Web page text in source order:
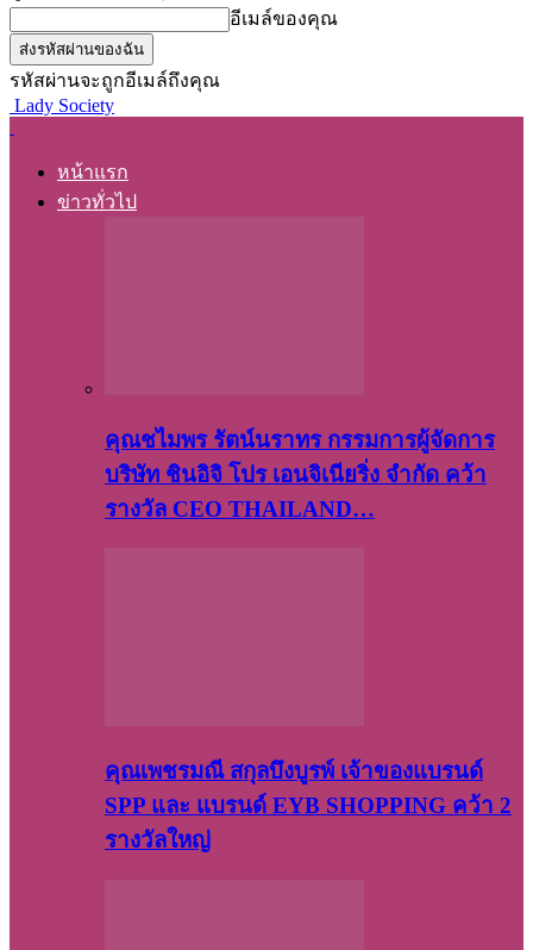
อีเมล์ของคุณ
รหัสผ่านจะถูกอีเมล์ถึงคุณ
Lady Society
หน้าแรก
ข่าวทั่วไป
คุณชไมพร​ รัตน์​นรา​ทร​ กรรมการ​ผู้จัดการ
บริษัท​ ชินอิจิ​ โปร​ เอน​จิเนีย​ริ่ง​ จำกัด คว้า
รางวัล CEO THAILAND…
คุณเพชรมณี สกุลบึงบูรพ์ เจ้าของแบรนด์
SPP และ แบรนด์ EYB SHOPPING คว้า 2
รางวัลใหญ่